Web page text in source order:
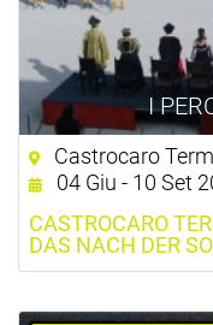
I
Castrocaro
04 Giu - 10 Set
CASTROCARO
DAS NACH DER